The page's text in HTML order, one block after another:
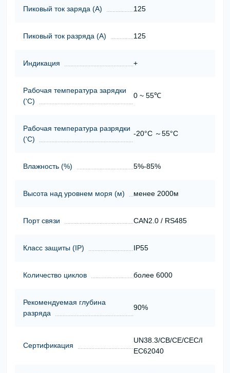
Пиковый ток заряда (А) 125
Пиковый ток разряда (А) 125
Индикация +
Рабочая температура зарядки
(‘С)
0 ~ 55℃
Рабочая температура разрядки
(‘С)
-20°C ～55°C
Влажность (%) 5%-85%
Высота над уровнем моря (м) менее 2000м
Порт связи CAN2.0 / RS485
Класс защиты (ІР) IP55
Количество циклов более 6000
Рекомендуемая глубина
разряда
90%
Сертификация
UN38.3/CB/CE/CEC/I
EC62040